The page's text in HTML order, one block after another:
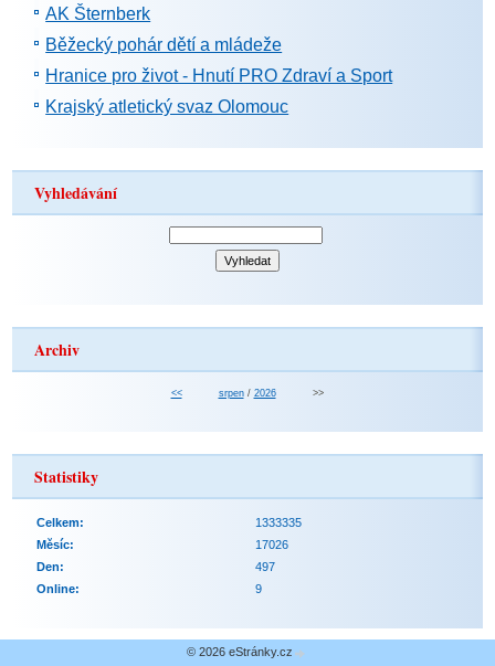
AK Šternberk
Běžecký pohár dětí a mládeže
Hranice pro život - Hnutí PRO Zdraví a Sport
Krajský atletický svaz Olomouc
Vyhledávání
Archiv
<< srpen/ 2026 >>
Statistiky
Online: 9
Celkem:
1333335
Měsíc:
17026
Den:
497
© 2026 eStránky.cz